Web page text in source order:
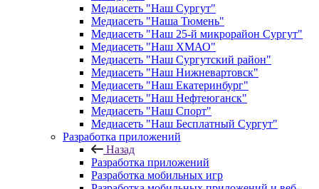
Медиасеть "Наш Сургут"
Медиасеть "Наша Тюмень"
Медиасеть "Наш 25-й микрорайон Сургут"
Медиасеть "Наш ХМАО"
Медиасеть "Наш Сургутский район"
Медиасеть "Наш Нижневартовск"
Медиасеть "Наш Екатеринбург"
Медиасеть "Наш Нефтеюганск"
Медиасеть "Наш Спорт"
Медиасеть "Наш Бесплатный Сургут"
Разработка приложений
Назад
Разработка приложений
Разработка мобильных игр